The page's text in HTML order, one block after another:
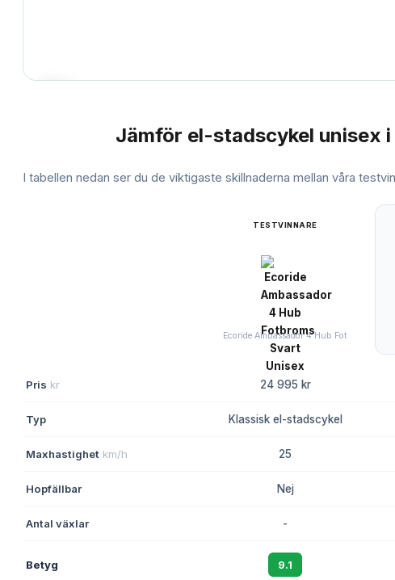
Jämför el-stadscykel unisex
I tabellen nedan ser du de viktigaste skillnaderna mellan våra
TESTVINNARE
Ecoride Ambassador 4 Hub Fot
Pris kr 24 995 kr
Typ Klassisk el-stadscykel
Maxhastighet km/h 25
Hopfällbar Nej
Antal växlar -
Betyg 9.1